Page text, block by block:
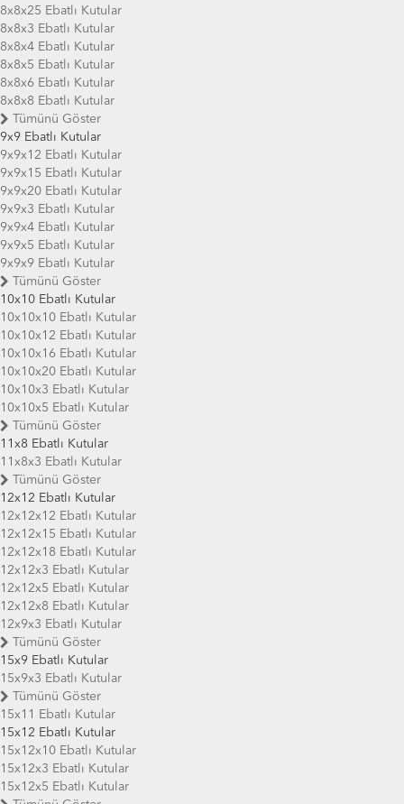
8x8x25 Ebatlı Kutular
8x8x3 Ebatlı Kutular
8x8x4 Ebatlı Kutular
8x8x5 Ebatlı Kutular
8x8x6 Ebatlı Kutular
8x8x8 Ebatlı Kutular
Tümünü Göster
9x9 Ebatlı Kutular
9x9x12 Ebatlı Kutular
9x9x15 Ebatlı Kutular
9x9x20 Ebatlı Kutular
9x9x3 Ebatlı Kutular
9x9x4 Ebatlı Kutular
9x9x5 Ebatlı Kutular
9x9x9 Ebatlı Kutular
Tümünü Göster
10x10 Ebatlı Kutular
10x10x10 Ebatlı Kutular
10x10x12 Ebatlı Kutular
10x10x16 Ebatlı Kutular
10x10x20 Ebatlı Kutular
10x10x3 Ebatlı Kutular
10x10x5 Ebatlı Kutular
Tümünü Göster
11x8 Ebatlı Kutular
11x8x3 Ebatlı Kutular
Tümünü Göster
12x12 Ebatlı Kutular
12x12x12 Ebatlı Kutular
12x12x15 Ebatlı Kutular
12x12x18 Ebatlı Kutular
12x12x3 Ebatlı Kutular
12x12x5 Ebatlı Kutular
12x12x8 Ebatlı Kutular
12x9x3 Ebatlı Kutular
Tümünü Göster
15x9 Ebatlı Kutular
15x9x3 Ebatlı Kutular
Tümünü Göster
15x11 Ebatlı Kutular
15x12 Ebatlı Kutular
15x12x10 Ebatlı Kutular
15x12x3 Ebatlı Kutular
15x12x5 Ebatlı Kutular